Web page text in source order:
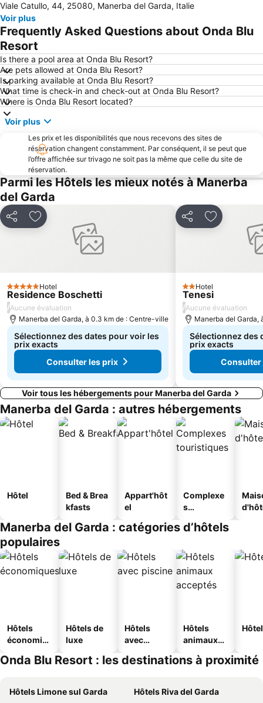
Terme di Colà - Villa dei Cedri Aéroport Valerio Catullo Villafranca
Festival de la Franciacorta
Seepromenade
Cisano
La Limonaia del Castèl
Borghetto
Franciacorta outlet village
Porta Nuova
Marciaga
Salionze
Centre Historique de Garda
Veronetta
Château
Canevaworld Resort
Centro Storico di Peschiera
Brescia Casa Design
Funiculaire Monte Baldo Malcesine
Gardone Riviera Lido
Port de Peschiera
Parona
Pacengo
Stazione ferroviaria di Brescia
Villa Novare
Riva del Garda Covention and Exhibition Centre
Terme di Boario
Passeggiata di Marina Gargnano
Pai
Viale Catullo, 44, 25080, Manerba del Garda, Italie
Voir plus
Frequently Asked Questions about Onda Blu
Resort
Is there a pool area at Onda Blu Resort?
Are pets allowed at Onda Blu Resort?
Is parking available at Onda Blu Resort?
What time is check-in and check-out at Onda Blu Resort?
Where is Onda Blu Resort located?
Voir plus
Les prix et les disponibilités que nous recevons des sites de
réservation changent constamment. Par conséquent, il se peut que
l’offre affichée sur trivago ne soit pas la même que celle du site de
réservation.
Parmi les Hôtels les mieux notés à Manerba
del Garda
PartagerAjouter à mes favoris
5 Étoiles Hotel
Residence Boschetti
/Aucune évaluation
Manerba del Garda, à 0.3 km de : Centre-ville
Sélectionnez des dates pour voir les
prix exacts
Consulter les prix
PartagerAjouter à
2 Étoiles
Hotel
Tenesi
/Aucune évaluation
Manerba del Garda,
Sélectionnez des
prix exacts
Consulter
Voir tous les hébergements pour Manerba del Garda
Manerba del Garda : autres hébergements
Hôtel
Bed & Brea
kfasts
Appart'hôt
el
Complexe
s
s
Manerba del Garda : catégories d’hôtels
populaires
Hôtels
économiq
Hôtels de
luxe
Hôtels
avec
Hôtels
animaux
Onda Blu Resort : les destinations à proximité
Hôtels Limone sul Garda
Hôtels Riva del Garda